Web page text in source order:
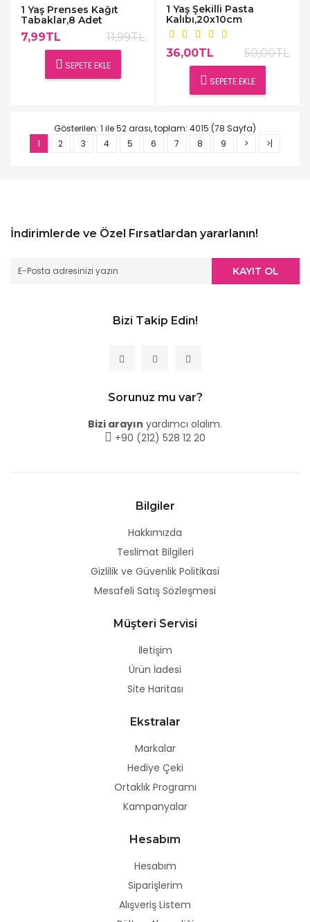
1 Yaş Prenses Kağıt
Tabaklar,8 Adet
7,99TL 11,99TL
SEPETE EKLE
1 Yaş Şekilli Pasta
Kalıbı,20x10cm
36,00TL 50,00TL
SEPETE EKLE
Gösterilen: 1 ile 52 arası, toplam: 4015 (78 Sayfa)
1
2 3 4 5 6 7 8 9 > >|
İndirimlerde ve Özel Fırsatlardan yararlanın!
KAYIT OL
Bizi Takip Edin!
Sorunuz mu var?
Bizi arayın yardımcı olalım.
+90 (212) 528 12 20
Bilgiler
Hakkımızda
Teslimat Bilgileri
Gizlilik ve Güvenlik Politikasi
Mesafeli Satış Sözleşmesi
Müşteri Servisi
İletişim
Ürün İadesi
Site Haritası
Ekstralar
Markalar
Hediye Çeki
Ortaklık Programı
Kampanyalar
Hesabım
Hesabım
Siparişlerim
Alışveriş Listem